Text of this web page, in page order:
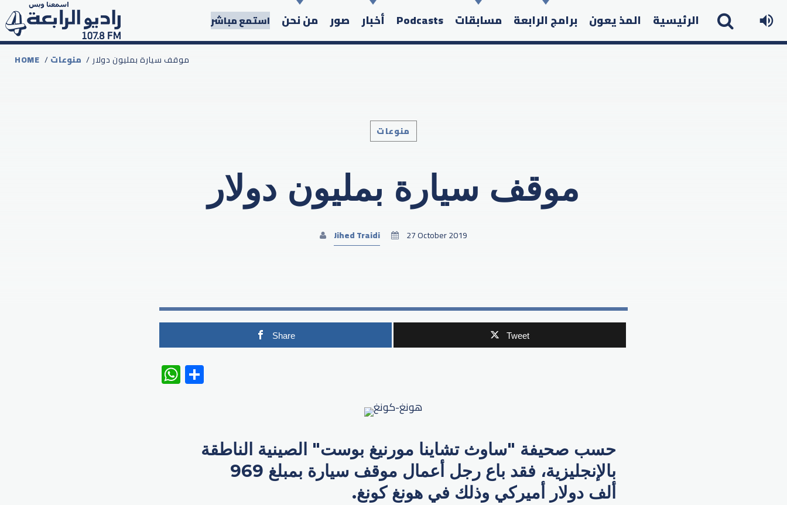
الرئيسية المذ يعون برامج الرابعة مسابقات Podcasts أخبار صور من نحن استمع مباشر
Search in the website:
HOME /منوعات / موقف سيارة بمليون دولار
منوعات
موقف سيارة بمليون دولار
Jihed Traidi 27 October 2019
Share Tweet
WhatsApp
حسب صحيفة "ساوث تشاينا مورنيغ بوست" الصينية الناطقة
بالإنجليزية، فقد باع رجل أعمال موقف سيارة بمبلغ 969
ألف دولار أميركي وذلك في هونغ كونغ.